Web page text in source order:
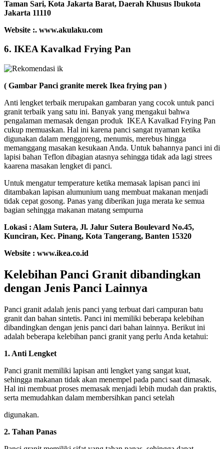
Taman Sari, Kota Jakarta Barat, Daerah Khusus Ibukota
Jakarta 11110
Website :. www.akulaku.com
6. IKEA Kavalkad Frying Pan
( Gambar Panci granite merek Ikea frying pan )
Anti lengket terbaik merupakan gambaran yang cocok untuk panci
granit terbaik yang satu ini. Banyak yang mengakui bahwa
pengalaman memasak dengan produk IKEA Kavalkad Frying Pan
cukup memuaskan. Hal ini karena panci sangat nyaman ketika
digunakan dalam menggoreng, menumis, merebus hingga
memanggang masakan kesukaan Anda. Untuk bahannya panci ini di
lapisi bahan Teflon dibagian atasnya sehingga tidak ada lagi strees
kaarena masakan lengket di panci.
Untuk mengatur temperature ketika memasak lapisan panci ini
ditambakan lapisan alumunium uang membuat makanan menjadi
tidak cepat gosong. Panas yang diberikan juga merata ke semua
bagian sehingga makanan matang sempurna
Lokasi : Alam Sutera, Jl. Jalur Sutera Boulevard No.45,
Kunciran, Kec. Pinang, Kota Tangerang, Banten 15320
Website : www.ikea.co.id
Kelebihan Panci Granit dibandingkan
dengan Jenis Panci Lainnya
Panci granit adalah jenis panci yang terbuat dari campuran batu
granit dan bahan sintetis. Panci ini memiliki beberapa kelebihan
dibandingkan dengan jenis panci dari bahan lainnya. Berikut ini
adalah beberapa kelebihan panci granit yang perlu Anda ketahui:
1. Anti Lengket
Panci granit memiliki lapisan anti lengket yang sangat kuat,
sehingga makanan tidak akan menempel pada panci saat dimasak.
Hal ini membuat proses memasak menjadi lebih mudah dan praktis,
serta memudahkan dalam membersihkan panci setelah
digunakan.
2. Tahan Panas